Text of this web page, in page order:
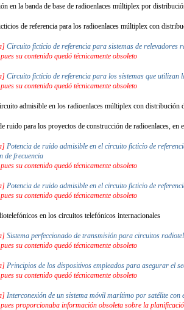
en la banda de base de radioenlaces múltiplex por
de referencia para los radioenlaces múltiplex con
Circuito ficticio de referencia para sistemas de
su contenido quedó técnicamente obsoleto
Circuito ficticio de referencia para los sistemas que
su contenido quedó técnicamente obsoleto
admisible en los radioenlaces múltiplex con distribución
ruido para los proyectos de construcción de radioenlaces,
Potencia de ruido admisible en el circuito ficticio de
de frecuencia
su contenido quedó técnicamente obsoleto
Potencia de ruido admisible en el circuito ficticio de
su contenido quedó técnicamente obsoleto
en los circuitos telefónicos internacionales
Sistema perfeccionado de transmisión para circuitos
su contenido quedó técnicamente obsoleto
Principios de los dispositivos empleados para asegurar el
su contenido quedó técnicamente obsoleto
Interconexión de un sistema móvil marítimo por satélite
proporcionaba información obsoleta sobre la